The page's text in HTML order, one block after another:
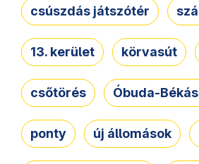
csúszdás játszótér
13. kerület körvasút
csőtörés Óbuda-
ponty új állomások